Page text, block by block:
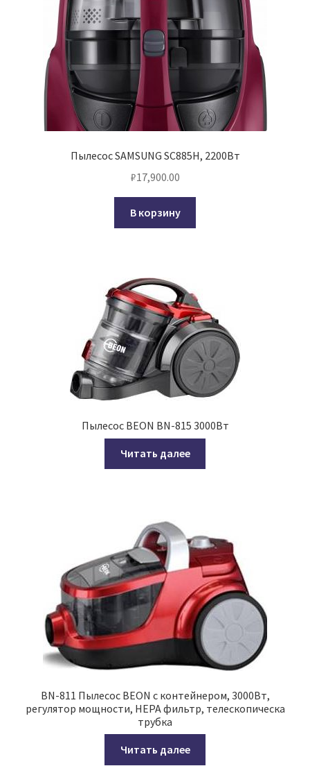
Пылесос SAMSUNG SC885H, 2200Вт
₽17,900.00
В корзину
Пылесос BEON BN-815 3000Вт
Читать далее
BN-811 Пылесос BEON с контейнером, 3000Вт,
регулятор мощности, НЕРА фильтр, телескопическа
трубка
Читать далее